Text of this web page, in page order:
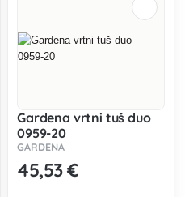
Gardena vrtni tuš duo
0959-20
GARDENA
45,53 €